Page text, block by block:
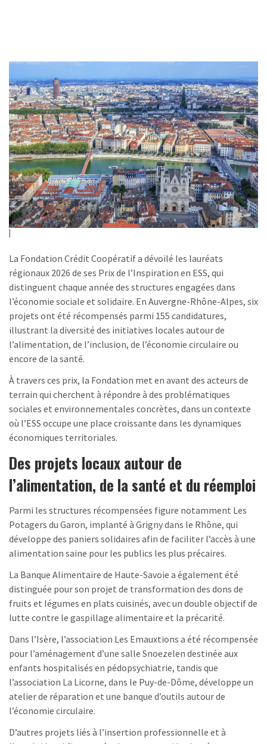
La Fondation Crédit Coopératif a dévoilé les lauréats
régionaux 2026 de ses Prix de l’Inspiration en ESS, qui
distinguent chaque année des structures engagées dans
l’économie sociale et solidaire. En Auvergne-Rhône-Alpes, six
projets ont été récompensés parmi 155 candidatures,
illustrant la diversité des initiatives locales autour de
l’alimentation, de l’inclusion, de l’économie circulaire ou
encore de la santé.
À travers ces prix, la Fondation met en avant des acteurs de
terrain qui cherchent à répondre à des problématiques
sociales et environnementales concrètes, dans un contexte
où l’ESS occupe une place croissante dans les dynamiques
économiques territoriales.
Des projets locaux autour de
l’alimentation, de la santé et du réemploi
Parmi les structures récompensées figure notamment Les
Potagers du Garon, implanté à Grigny dans le Rhône, qui
développe des paniers solidaires afin de faciliter l’accès à une
alimentation saine pour les publics les plus précaires.
La Banque Alimentaire de Haute-Savoie a également été
distinguée pour son projet de transformation des dons de
fruits et légumes en plats cuisinés, avec un double objectif de
lutte contre le gaspillage alimentaire et la précarité.
Dans l’Isère, l’association Les Emauxtions a été récompensée
pour l’aménagement d’une salle Snoezelen destinée aux
enfants hospitalisés en pédopsychiatrie, tandis que
l’association La Licorne, dans le Puy-de-Dôme, développe un
atelier de réparation et une banque d’outils autour de
l’économie circulaire.
D’autres projets liés à l’insertion professionnelle et à